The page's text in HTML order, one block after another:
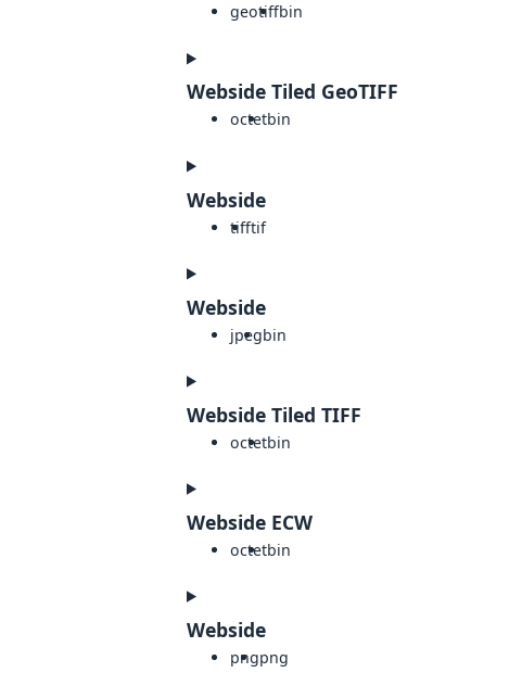
geotiffbin
Webside Tiled GeoTIFF
octetbin
Webside
tifftif
Webside
jpegbin
Webside Tiled TIFF
octetbin
Webside ECW
octetbin
Webside
pngpng